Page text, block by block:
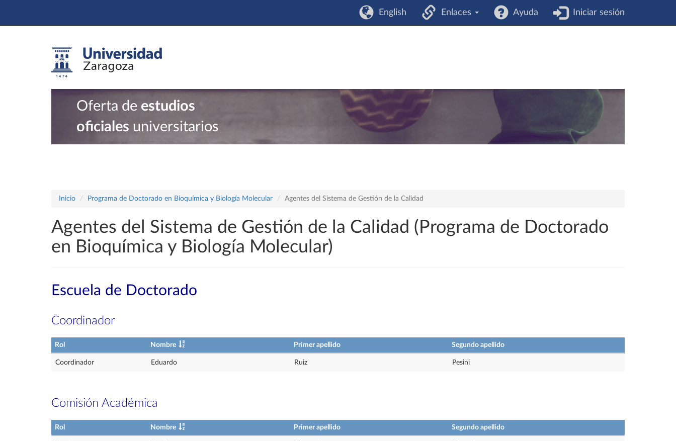
English Enlaces Ayuda Iniciar sesión
Oferta de estudios
oficiales universitarios
Inicio Programa de Doctorado en Bioquímica y Biología Molecular Agentes del Sistema de Gestión de la Calidad
Agentes del Sistema de Gestión de la Calidad (Programa de Doctorado
en Bioquímica y Biología Molecular)
Escuela de Doctorado
Coordinador
Rol Nombre Primer apellido Segundo apellido
Coordinador Eduardo Ruiz Pesini
Comisión Académica
Rol Nombre Primer apellido Segundo apellido